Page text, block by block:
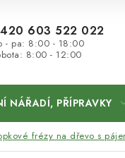
603 522 022
- pa: 8:00 - 18:00
8:00 - 12:00
NÁŘADÍ, PŘÍPRAVKY
frézy na dřevo s